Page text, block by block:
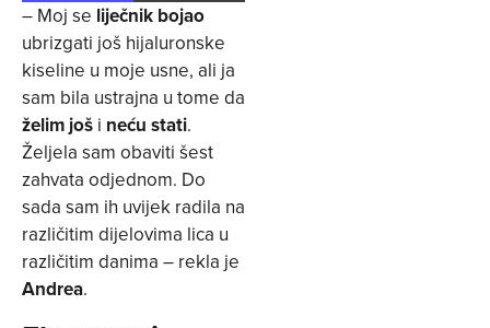
– Moj se liječnik bojao
ubrizgati još hijaluronske
kiseline u moje usne, ali ja
sam bila ustrajna u tome da
želim još i neću stati.
Željela sam obaviti šest
zahvata odjednom. Do
sada sam ih uvijek radila na
različitim dijelovima lica u
različitim danima – rekla je
Andrea.